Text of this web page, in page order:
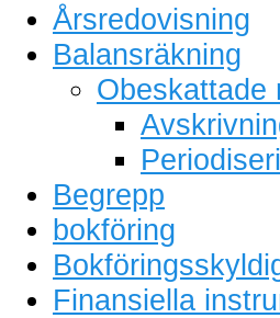
Årsredovisning
Balansräkning
Obeskattade
Begrepp
bokföring
Finansiella